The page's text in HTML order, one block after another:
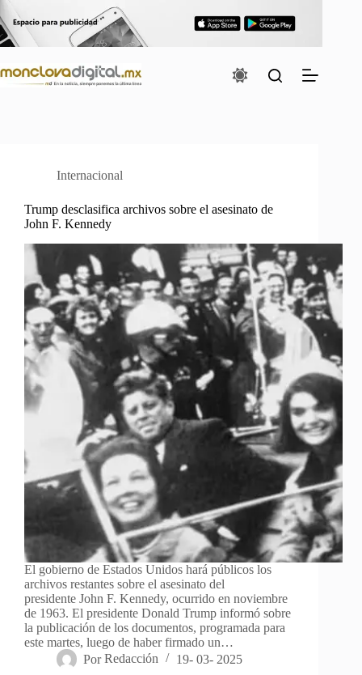
al
contenido
Internacional
Trump desclasifica archivos sobre el asesinato de
John F. Kennedy
El gobierno de Estados Unidos hará públicos los
archivos restantes sobre el asesinato del
presidente John F. Kennedy, ocurrido en noviembre
de 1963. El presidente Donald Trump informó sobre
la publicación de los documentos, programada para
este martes, luego de haber firmado un…
Por Redacción 19- 03- 2025